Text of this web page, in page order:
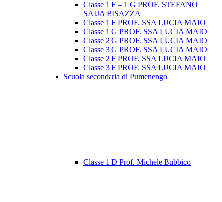
Classe 1 F – 1 G PROF. STEFANO
SAIJA BISAZZA
Classe 1 F PROF. SSA LUCIA MAIO
Classe 1 G PROF. SSA LUCIA MAIO
Classe 2 G PROF. SSA LUCIA MAIO
Classe 3 G PROF. SSA LUCIA MAIO
Classe 2 F PROF. SSA LUCIA MAIO
Classe 3 F PROF. SSA LUCIA MAIO
Scuola secondaria di Pumenengo
Classe 1 D Prof. Michele Bubbico